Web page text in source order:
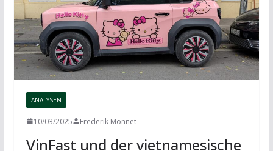
ANALYSEN
10/03/2025 Frederik Monnet
VinFast und der vietnamesische